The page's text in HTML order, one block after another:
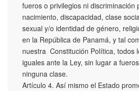
fueros o privilegios ni discriminación
nacimiento, discapacidad, clase
sexual y/o identidad de género,
en la República de Panamá, y tal
nuestra Constitución Política, todos
iguales ante la Ley, sin lugar a
ninguna clase.
Artículo 4. Así mismo el Estado